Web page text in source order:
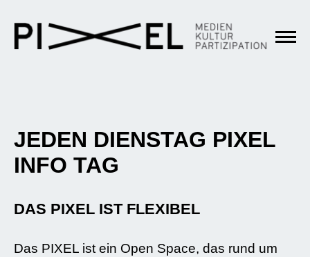
JEDEN DIENSTAG PIXEL
INFO TAG
DAS PIXEL IST FLEXIBEL
Das PIXEL ist ein Open Space, das rund um